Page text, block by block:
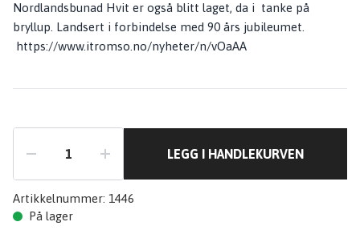
Nordlandsbunad Hvit er også blitt laget, da i tanke på
bryllup. Landsert i forbindelse med 90 års jubileumet.
https://www.itromso.no/nyheter/n/vOaAA
LEGG I HANDLEKURVEN
Artikkelnummer: 1446
På lager